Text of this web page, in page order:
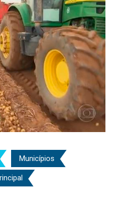
Municípios